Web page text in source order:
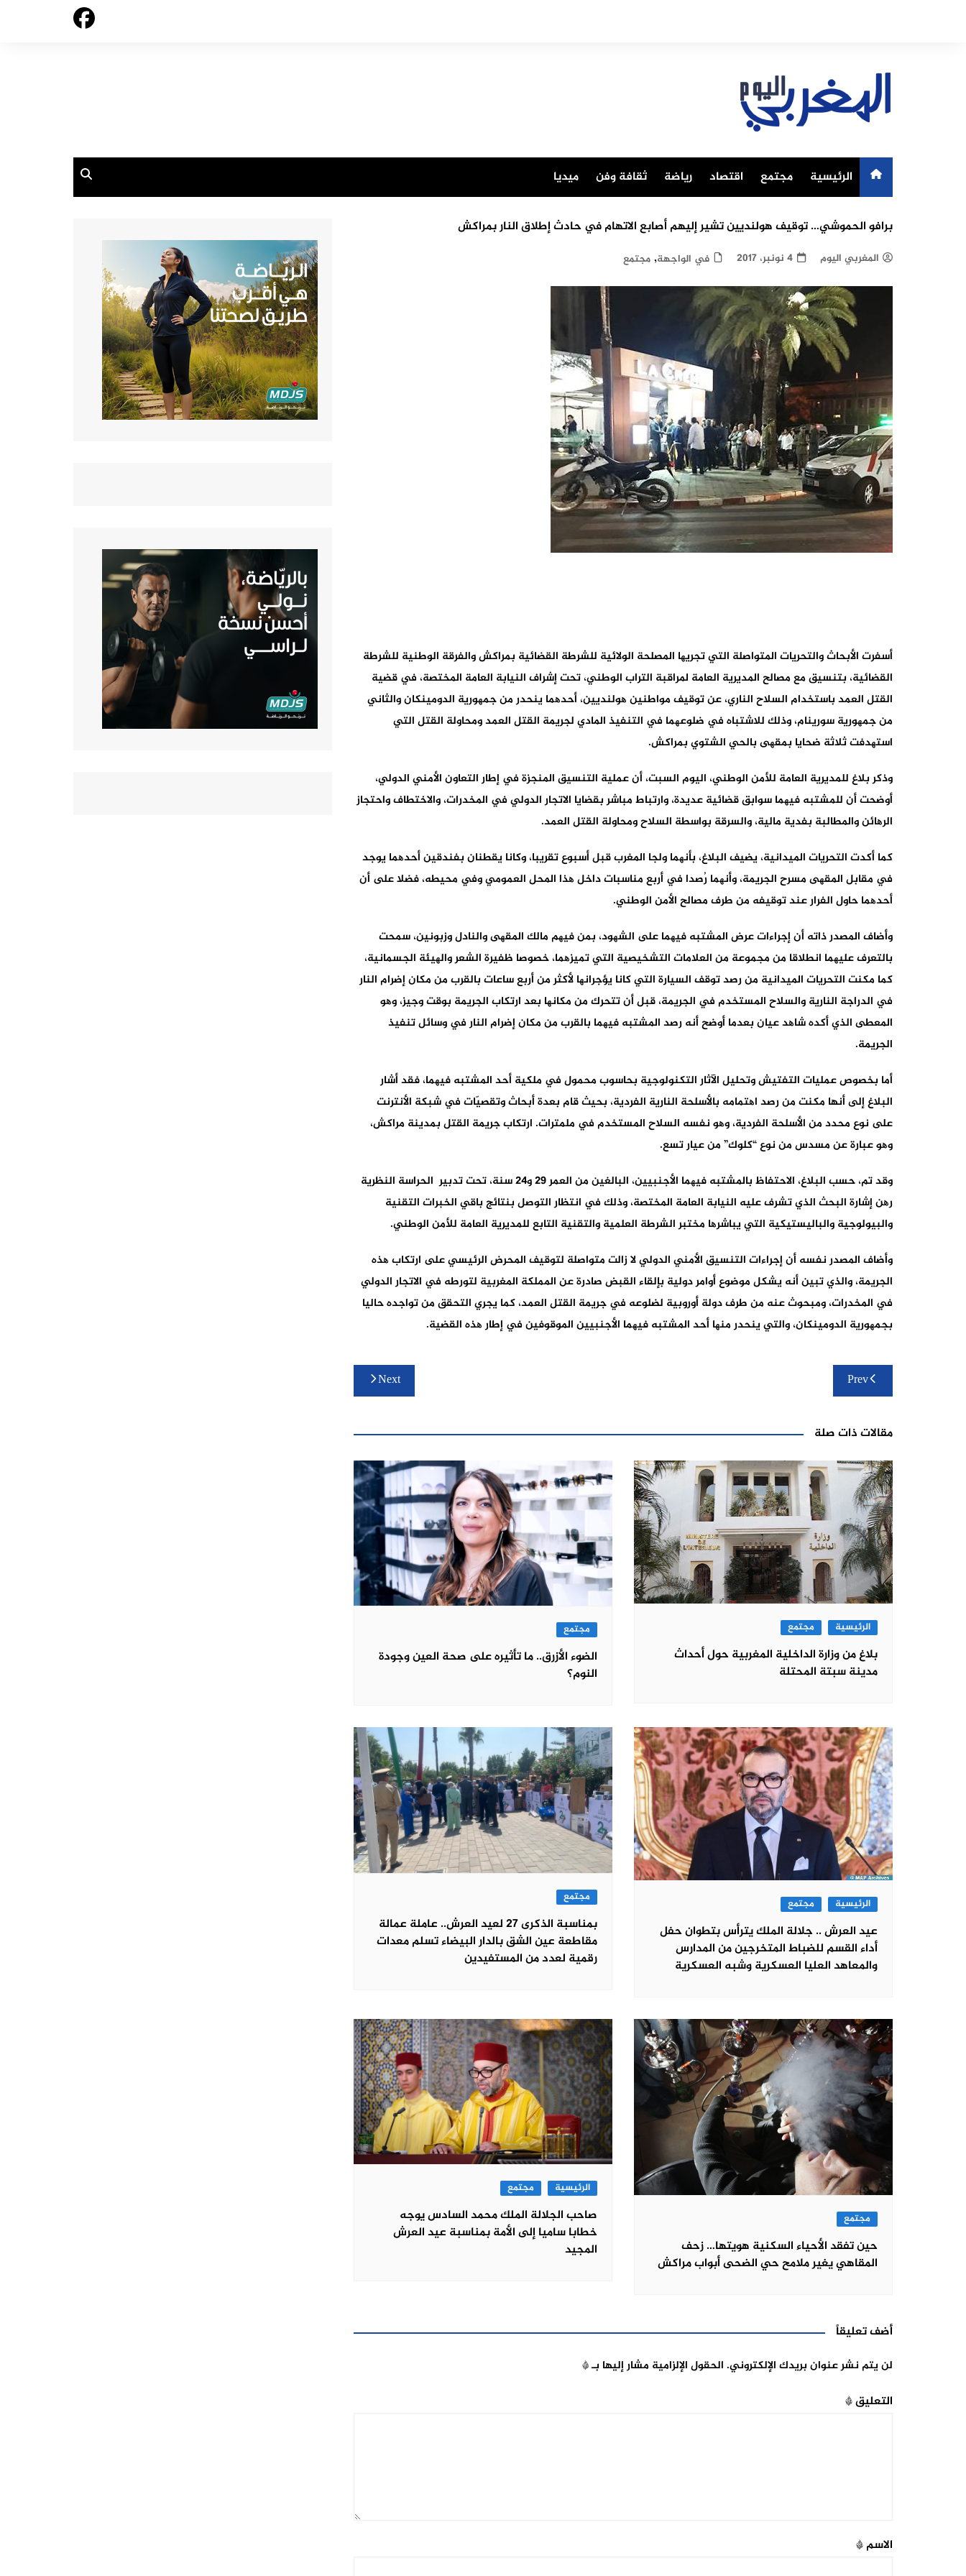
الرئيسية مجتمع اقتصاد رياضة ثقافة وفن ميديا
برافو الحموشي… توقيف هولنديين تشير إليهم أصابع الاتهام في حادث إطلاق النار بمراكش
المغربي اليوم 4 نونبر، 2017 في الواجهة, مجتمع
أسفرت الأبحاث والتحریات المتواصلة التي تجریھا المصلحة الولائیة للشرطة القضائیة بمراكش والفرقة الوطنیة للشرطة
القضائیة، بتنسیق مع مصالح المدیریة العامة لمراقبة التراب الوطني، تحت إشراف النیابة العامة المختصة، في قضیة
القتل العمد باستخدام السلاح الناري، عن توقیف مواطنین ھولندیین، أحدھما ینحدر من جمھوریة الدومینكان والثاني
من جمھوریة سورینام، وذلك للاشتباه في ضلوعھما في التنفیذ المادي لجریمة القتل العمد ومحاولة القتل التي
استھدفت ثلاثة ضحایا بمقھى بالحي الشتوي بمراكش.
وذكر بلاغ للمديرية العامة للأمن الوطني، اليوم السبت، أن عملیة التنسیق المنجزة في إطار التعاون الأمني الدولي،
أوضحت أن للمشتبه فیھما سوابق قضائیة عدیدة، وارتباط مباشر بقضایا الاتجار الدولي في المخدرات، والاختطاف واحتجاز
الرھائن والمطالبة بفدیة مالیة، والسرقة بواسطة السلاح ومحاولة القتل العمد.
كما أكدت التحریات المیدانیة، يضيف البلاغ، بأنھما ولجا المغرب قبل أسبوع تقریبا، وكانا یقطنان بفندقین أحدھما یوجد
في مقابل المقھى مسرح الجریمة، وأنھما رُصدا في أربع مناسبات داخل ھذا المحل العمومي وفي محیطه، فضلا على أن
أحدھما حاول الفرار عند توقیفه من طرف مصالح الأمن الوطني.
وأضاف المصدر ذاته أن إجراءات عرض المشتبه فیھما على الشھود، بمن فیھم مالك المقھى والنادل وزبونین، سمحت
بالتعرف علیھما انطلاقا من مجموعة من العلامات التشخیصیة التي تمیزھما، خصوصا ظفیرة الشعر والھیئة الجسمانیة،
كما مكنت التحریات المیدانیة من رصد توقف السیارة التي كانا یؤجرانھا لأكثر من أربع ساعات بالقرب من مكان إضرام النار
في الدراجة الناریة والسلاح المستخدم في الجریمة، قبل أن تتحرك من مكانھا بعد ارتكاب الجریمة بوقت وجیز، وھو
المعطى الذي أكده شاھد عیان بعدما أوضح أنه رصد المشتبه فیھما بالقرب من مكان إضرام النار في وسائل تنفیذ
الجریمة.
أما بخصوص عملیات التفتیش وتحلیل الآثار التكنولوجیة بحاسوب محمول في ملكیة أحد المشتبه فیھما، فقد أشار
البلاغ إلى أنها مكنت من رصد اھتمامه بالأسلحة الناریة الفردیة، بحیث قام بعدة أبحاث وتقصیّات في شبكة الأنترنت
على نوع محدد من الأسلحة الفردیة، وھو نفسه السلاح المستخدم في ملمترات. ارتكاب جریمة القتل بمدینة مراكش،
وھو عبارة عن مسدس من نوع “كلوك” من عیار تسع.
وقد تم، حسب البلاغ، الاحتفاظ بالمشتبه فیھما الأجنبیین، البالغین من العمر 29 و24 سنة، تحت تدبیر الحراسة النظریة
رھن إشارة البحث الذي تشرف علیه النیابة العامة المختصة، وذلك في انتظار التوصل بنتائج باقي الخبرات التقنیة
والبیولوجیة والبالیستیكیة التي یباشرھا مختبر الشرطة العلمیة والتقنیة التابع للمدیریة العامة للأمن الوطني.
وأضاف المصدر نفسه أن إجراءات التنسیق الأمني الدولي لا زالت متواصلة لتوقیف المحرض الرئیسي على ارتكاب ھذه
الجریمة، والذي تبین أنه یشكل موضوع أوامر دولیة بإلقاء القبض صادرة عن المملكة المغربیة لتورطه في الاتجار الدولي
في المخدرات، ومبحوث عنه من طرف دولة أوروبیة لضلوعه في جریمة القتل العمد، كما یجري التحقق من تواجده حالیا
بجمھوریة الدومینكان، والتي ینحدر منھا أحد المشتبه فیھما الأجنبیین الموقوفین في إطار ھذه القضیة.
تصفّح
المقالات
Prev
Next
مقالات ذات صلة
الرئيسية مجتمع
بلاغ من وزارة الداخلية المغربية حول أحداث
مدينة سبتة المحتلة
مجتمع
الضوء الأزرق.. ما تأثيره على صحة العين وجودة
النوم؟
الرئيسية مجتمع
عيد العرش .. جلالة الملك يترأس بتطوان حفل
أداء القسم للضباط المتخرجين من المدارس
والمعاهد العليا العسكرية وشبه العسكرية
مجتمع
بمناسبة الذكرى 27 لعيد العرش.. عاملة عمالة
مقاطعة عين الشق بالدار البيضاء تسلم معدات
رقمية لعدد من المستفيدين
مجتمع
حين تفقد الأحياء السكنية هويتها… زحف
المقاهي يغير ملامح حي الضحى أبواب مراكش
الرئيسية مجتمع
صاحب الجلالة الملك محمد السادس يوجه
خطابا ساميا إلى الأمة بمناسبة عيد العرش
المجيد
أضف تعليقاً
لن يتم نشر عنوان بريدك الإلكتروني. الحقول الإلزامية مشار إليها بـ*
التعليق*
الاسم*